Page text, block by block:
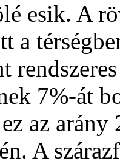
esik. A
a
7%-át
az
A